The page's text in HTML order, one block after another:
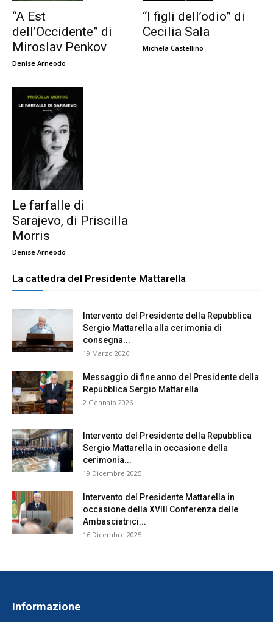
“A Est
dell’Occidente” di
Miroslav Penkov
Denise Arneodo
“I figli dell’odio” di
Cecilia Sala
Michela Castellino
Le farfalle di
Sarajevo, di Priscilla
Morris
Denise Arneodo
La cattedra del Presidente Mattarella
Intervento del Presidente della Repubblica
Sergio Mattarella alla cerimonia di
consegna...
19 Marzo 2026
Messaggio di fine anno del Presidente della
Repubblica Sergio Mattarella
2 Gennaio 2026
Intervento del Presidente della Repubblica
Sergio Mattarella in occasione della
cerimonia...
19 Dicembre 2025
Intervento del Presidente Mattarella in
occasione della XVIII Conferenza delle
Ambasciatrici...
16 Dicembre 2025
Informazione